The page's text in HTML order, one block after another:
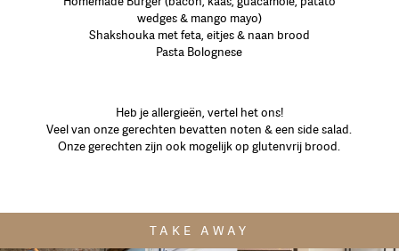
wedges & mango mayo)
Shakshouka met feta, eitjes & naan brood
Pasta Bolognese
Heb je allergieën, vertel het ons!
Veel van onze gerechten bevatten noten & een side salad.
Onze gerechten zijn ook mogelijk op glutenvrij brood.
TAKE AWAY